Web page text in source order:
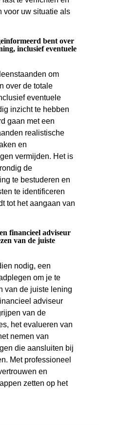
voor uw situatie als
bent over
inclusief eventuele
om
over de totale
eventuele
inzicht te hebben
gaan met een
realistische
en
vermijden. Het is
de
te bestuderen en
te identificeren
tot het aangaan van
financieel adviseur
van de juiste
nodig, een
om je te
van de juiste lening
adviseur
van de
het evalueren van
nemen van
die aansluiten bij
Met professioneel
en
zetten op het